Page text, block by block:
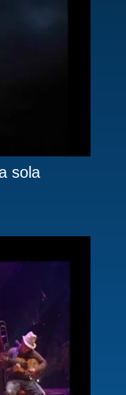
sola